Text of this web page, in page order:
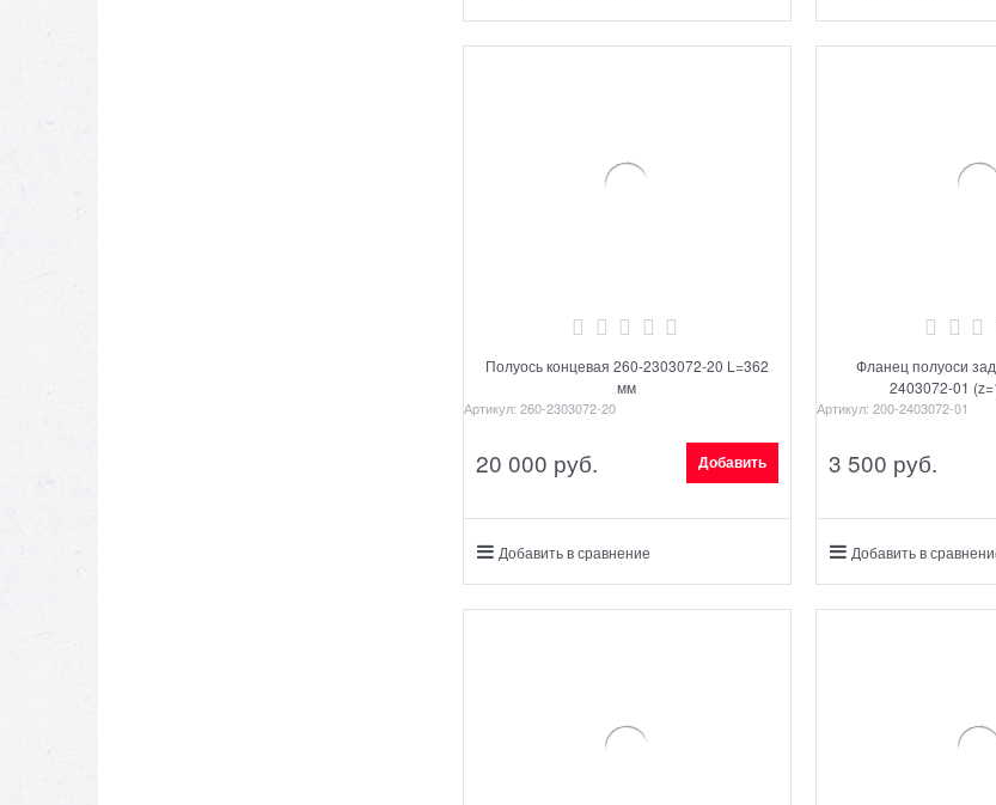
Полуось концевая 260-2303072-20 L=362
мм
Артикул: 260-2303072-20
20 000 руб. Добавить
Добавить в сравнение
Фланец полуоси
2403072-01
Артикул: 200-2403072-01
3 500 руб.
Добавить в